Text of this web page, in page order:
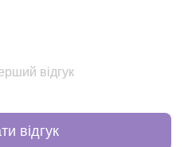
відгук
відгук